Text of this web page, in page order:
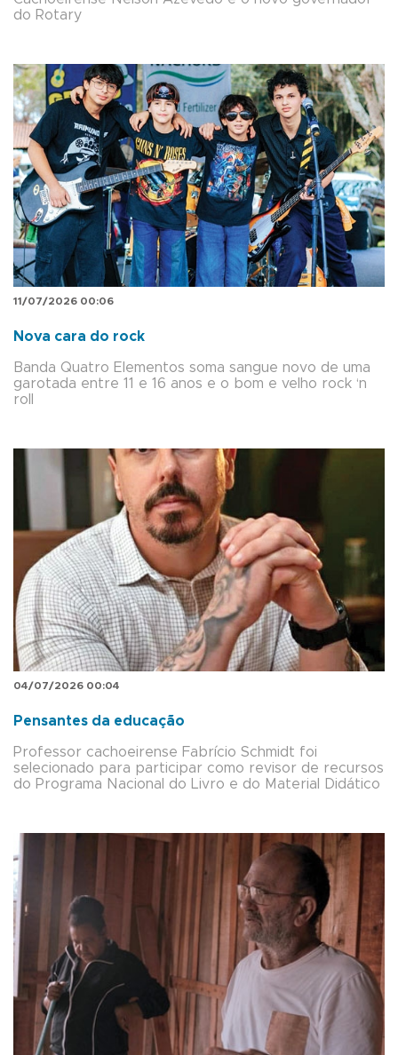
do Rotary
11/07/2026 00:06
Nova cara do rock
Banda Quatro Elementos soma sangue novo de uma
garotada entre 11 e 16 anos e o bom e velho rock ‘n
roll
04/07/2026 00:04
Pensantes da educação
Professor cachoeirense Fabrício Schmidt foi
selecionado para participar como revisor de recursos
do Programa Nacional do Livro e do Material Didático